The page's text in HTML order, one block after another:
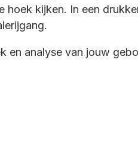
hoek kijken. In een
en analyse van jouw